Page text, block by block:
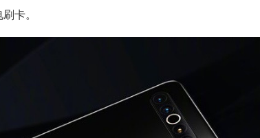
卡。